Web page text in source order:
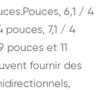
6,1 / 4
pouces, 7,1 / 4
pouces et 11
fournir des